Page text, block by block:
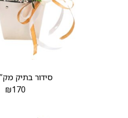
סידור בתיק מק”ט
₪170